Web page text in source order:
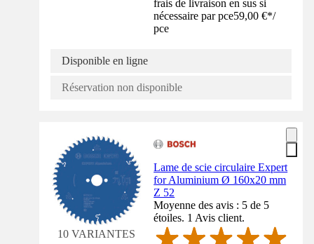
frais de livraison en sus si
nécessaire par pce59,00 €*/
pce
Disponible en ligne
Réservation non disponible
10 VARIANTES
Lame de scie circulaire Expert
for Aluminium Ø 160x20 mm
Z 52
Moyenne des avis : 5 de 5
étoiles. 1 Avis client.